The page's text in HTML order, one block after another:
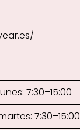
7:30–15:00
7:30–15:00